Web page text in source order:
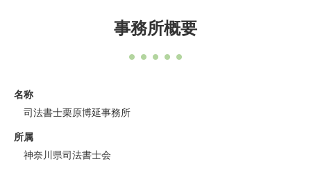
事務所概要
名称
司法書士栗原博延事務所
所属
神奈川県司法書士会